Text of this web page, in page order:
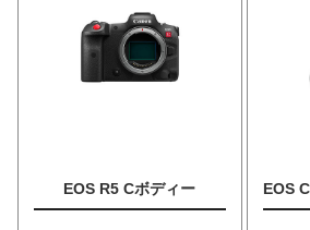
EOS R5 Cボディー EOS